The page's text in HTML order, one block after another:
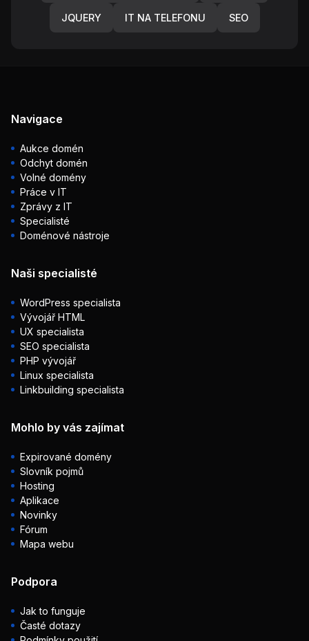
JQUERY IT NA TELEFONU SEO
Navigace
Aukce domén
Odchyt domén
Volné domény
Práce v IT
Zprávy z IT
Specialisté
Doménové nástroje
Naši specialisté
WordPress specialista
Vývojář HTML
UX specialista
SEO specialista
PHP vývojář
Linux specialista
Linkbuilding specialista
Mohlo by vás zajímat
Expirované domény
Slovník pojmů
Hosting
Aplikace
Novinky
Fórum
Mapa webu
Podpora
Jak to funguje
Časté dotazy